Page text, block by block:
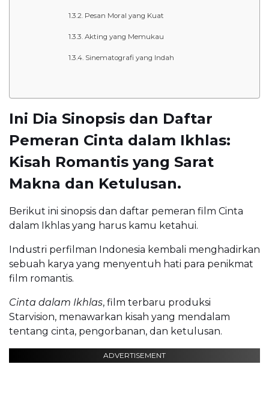
Pesan Moral yang Kuat
Akting yang Memukau
Sinematografi yang Indah
Ini Dia Sinopsis dan Daftar
Pemeran Cinta dalam Ikhlas:
Kisah Romantis yang Sarat
Makna dan Ketulusan.
Berikut ini sinopsis dan daftar pemeran film Cinta
dalam Ikhlas yang harus kamu ketahui.
Industri perfilman Indonesia kembali menghadirkan
sebuah karya yang menyentuh hati para penikmat
film romantis.
Cinta dalam Ikhlas, film terbaru produksi
Starvision, menawarkan kisah yang mendalam
tentang cinta, pengorbanan, dan ketulusan.
ADVERTISEMENT